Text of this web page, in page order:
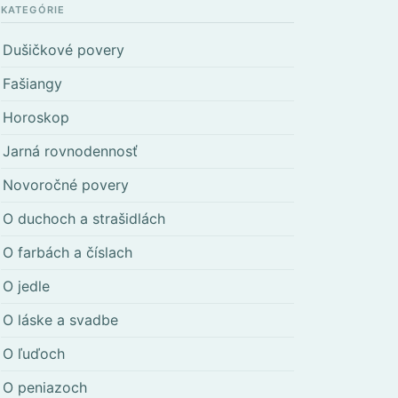
KATEGÓRIE
Dušičkové povery
Fašiangy
Horoskop
Jarná rovnodennosť
Novoročné povery
O duchoch a strašidlách
O farbách a číslach
O jedle
O láske a svadbe
O ľuďoch
O peniazoch